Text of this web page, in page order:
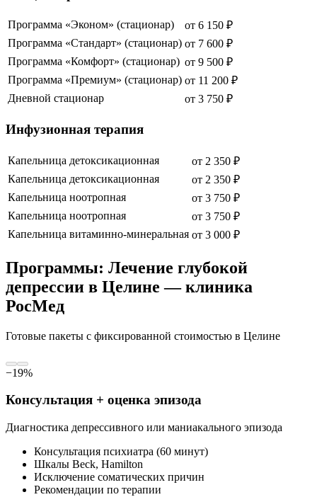
Программа «Эконом» (стационар) от 6 150 ₽
Программа «Стандарт» (стационар) от 7 600 ₽
Программа «Комфорт» (стационар) от 9 500 ₽
Программа «Премиум» (стационар) от 11 200 ₽
Дневной стационар
от 3 750 ₽
Инфузионная терапия
Капельница детоксикационная от 2 350 ₽
Капельница детоксикационная
от 2 350 ₽
Капельница ноотропная
от 3 750 ₽
Капельница ноотропная
от 3 750 ₽
Капельница витаминно-минеральная от 3 000 ₽
Программы: Лечение глубокой
депрессии в Целине — клиника
РосМед
Готовые пакеты с фиксированной стоимостью в Целине
−19%
Консультация + оценка эпизода
Диагностика депрессивного или маниакального эпизода
Консультация психиатра (60 минут)
Шкалы Beck, Hamilton
Исключение соматических причин
Рекомендации по терапии